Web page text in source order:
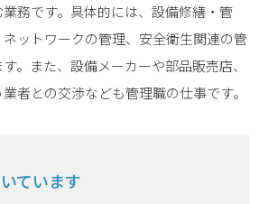
務です。具体的には、設備修繕・管
ットワークの管理、安全衛生関連の管
。また、設備メーカーや部品販売店、
者との交渉なども管理職の仕事です。
ています